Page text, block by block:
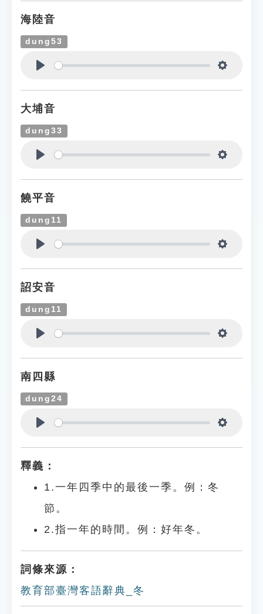
海陸音
dung53
大埔音
dung33
饒平音
dung11
詔安音
dung11
南四縣
dung24
釋義：
1.一年四季中的最後一季。例：冬
節。
2.指一年的時間。例：好年冬。
詞條來源：
教育部臺灣客語辭典_冬